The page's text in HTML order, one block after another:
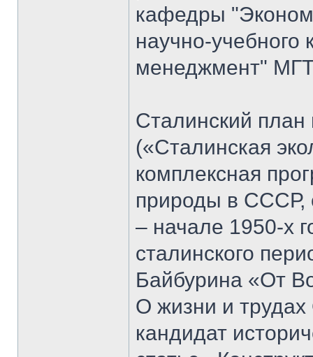
кафедры
научно-
менеджмент"
Сталинский
(«Сталинская
комплексная
природы в СССР,
– начале 1950-х
сталинского
Байбурина «От
О жизни и
кандидат